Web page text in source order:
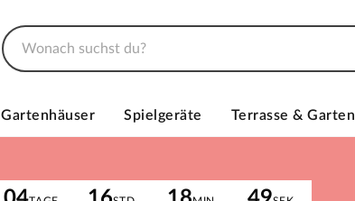
Gartenhäuser Spielgeräte Terrasse & Garten